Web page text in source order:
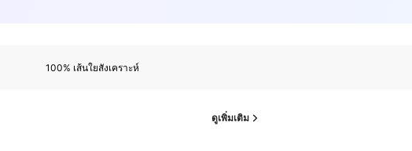
100% เส้นใยสังเคราะห์
ดูเพิ่มเติม